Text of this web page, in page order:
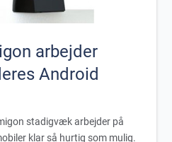
arbejder
Android
stadigvæk arbejder på
klar så hurtig som mulig.